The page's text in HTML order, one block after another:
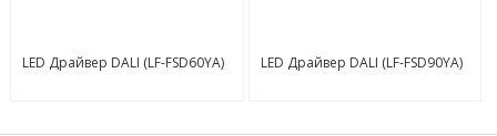
LED Драйвер DALI (LF-FSD60YA) LED Драйвер DALI (LF-FSD90YA)